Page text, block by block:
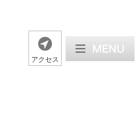
アクセス